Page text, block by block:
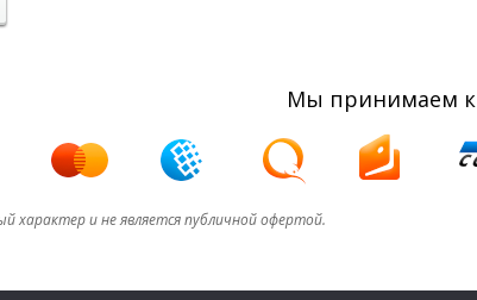
Мы принимаем к
характер и не является публичной офертой.